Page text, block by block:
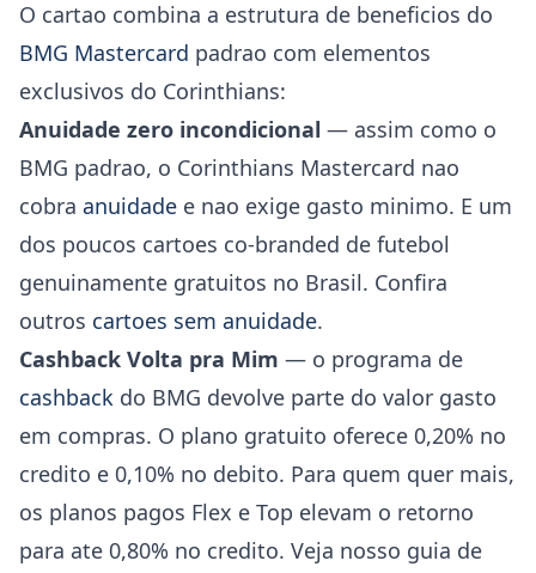
O cartao combina a estrutura de beneficios do
BMG Mastercard padrao com elementos
exclusivos do Corinthians:
Anuidade zero incondicional — assim como o
BMG padrao, o Corinthians Mastercard nao
cobra anuidade e nao exige gasto minimo. E um
dos poucos cartoes co-branded de futebol
genuinamente gratuitos no Brasil. Confira
outros cartoes sem anuidade.
Cashback Volta pra Mim — o programa de
cashback do BMG devolve parte do valor gasto
em compras. O plano gratuito oferece 0,20% no
credito e 0,10% no debito. Para quem quer mais,
os planos pagos Flex e Top elevam o retorno
para ate 0,80% no credito. Veja nosso guia de